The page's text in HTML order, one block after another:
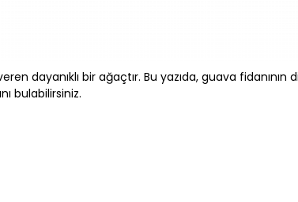
dayanıklı bir ağaçtır. Bu yazıda, guava fidanının
bulabilirsiniz.